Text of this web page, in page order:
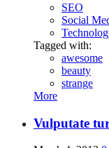
SEO
Social
Tagged with:
awesome
beauty
strange
More
Vulputate